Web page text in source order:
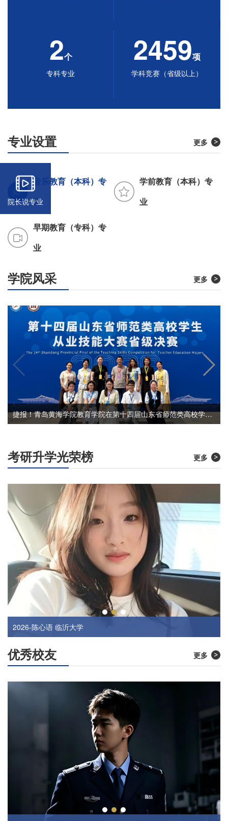
2个
专科专业
2459项
学科竞赛（省级以上）
专业设置 更多
音乐教育（本科）专
业
学前教育（本科）专
业
早期教育（专科）专
业
学院风采 更多
捷报！青岛黄海学院教育学院在第十四届山东省师范类高校学生从业技能大赛中创造历史最佳成绩！
考研升学光荣榜 更多
2026-马晨曦 齐齐哈尔大学
2026-陈心语 临沂大学
优秀校友 更多
院长说专业